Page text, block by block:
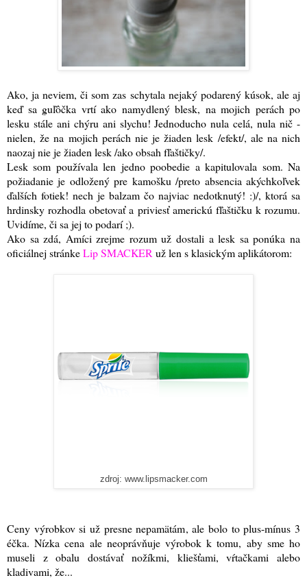
Ako, ja neviem, či som zas schytala nejaký podarený kúsok, ale aj
keď sa guľôčka vrtí ako namydlený blesk, na mojich perách po
lesku stále ani chýru ani slychu! Jednoducho nula celá, nula nič -
nielen, že na mojich perách nie je žiaden lesk /efekt/, ale na nich
naozaj nie je žiaden lesk /ako obsah fľaštičky/.
Lesk som používala len jedno poobedie a kapitulovala som. Na
požiadanie je odložený pre kamošku /preto absencia akýchkoľvek
ďalších fotiek! nech je balzam čo najviac nedotknutý! :)/, ktorá sa
hrdinsky rozhodla obetovať a priviesť americkú fľaštičku k rozumu.
Uvidíme, či sa jej to podarí ;).
Ako sa zdá, Amíci zrejme rozum už dostali a lesk sa ponúka na
oficiálnej stránkeLip SMACKER už len s klasickým aplikátorom:
zdroj: www.lipsmacker.com
Ceny výrobkov si už presne nepamätám, ale bolo to plus-mínus 3
éčka. Nízka cena ale neoprávňuje výrobok k tomu, aby sme ho
museli z obalu dostávať nožíkmi, kliešťami, vŕtačkami alebo
kladivami, že...